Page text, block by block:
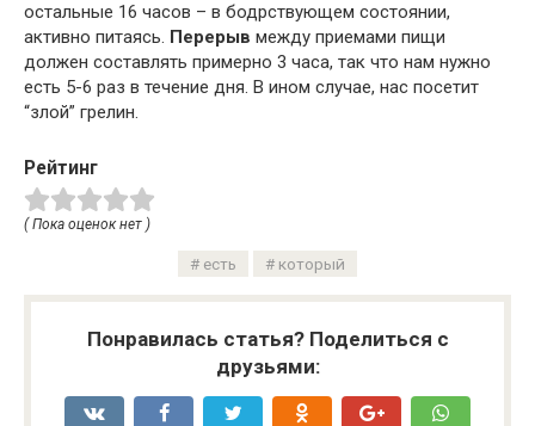
остальные 16 часов – в бодрствующем состоянии,
активно питаясь. Перерыв между приемами пищи
должен составлять примерно 3 часа, так что нам нужно
есть 5-6 раз в течение дня. В ином случае, нас посетит
“злой” грелин.
Рейтинг
( Пока оценок нет )
есть который
Понравилась статья? Поделиться с
друзьями: